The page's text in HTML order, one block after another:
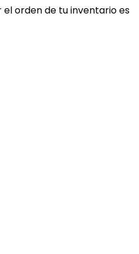
orden de tu inventario es